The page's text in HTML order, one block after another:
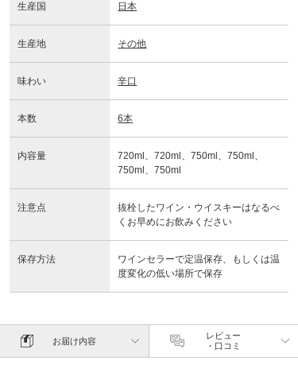
生産国 日本
生産地 その他
味わい 辛口
本数 6本
内容量
720ml、720ml、750ml、750ml、
750ml、750ml
注意点
抜栓したワイン・ウイスキーはなるべ
くお早めにお飲みください
保存方法
ワインセラーで定温保存、もしくは温
度変化の低い場所で保存
お届け内容
レビュー
・口コミ